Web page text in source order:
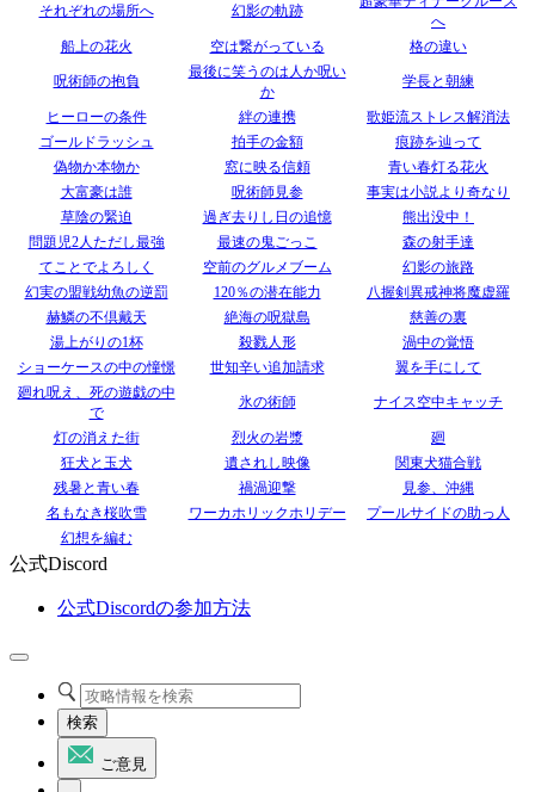
それぞれの場所へ 幻影の軌跡
へ
船上の花火
空は繋がっている 格の違い
呪術師の抱負
最後に笑うのは人か呪い
か
学長と朝練
ヒーローの条件 絆の連携
歌姫流ストレス解消法
ゴールドラッシュ
拍手の金額
痕跡を辿って
偽物か本物か
窓に映る信頼
青い春灯る花火
大富豪は誰
呪術師見参
事実は小説より奇なり
草陰の緊迫
過ぎ去りし日の追憶
熊出没中！
問題児2人ただし最強
最速の鬼ごっこ
森の射手達
てことでよろしく
空前のグルメブーム
幻影の旅路
幻実の盟戦幼魚の逆罰
120％の潜在能力
八握剣異戒神将魔虚羅
赫鱗の不倶戴天
絶海の呪獄島
慈善の裏
湯上がりの1杯
殺戮人形
渦中の覚悟
ショーケースの中の憧憬
世知辛い追加請求
翼を手にして
廻れ呪え、死の遊戯の中
で
氷の術師 ナイス空中キャッチ
灯の消えた街 烈火の岩漿
廻
狂犬と玉犬
遺されし映像
関東犬猫合戦
残暑と青い春
禍渦迎撃
見参、沖縄
名もなき桜吹雪
ワーカホリックホリデー
プールサイドの助っ人
幻想を編む
公式Discord
公式Discordの参加方法
検索
ご意見